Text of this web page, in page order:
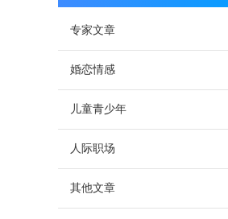
专家文章
婚恋情感
儿童青少年
人际职场
其他文章